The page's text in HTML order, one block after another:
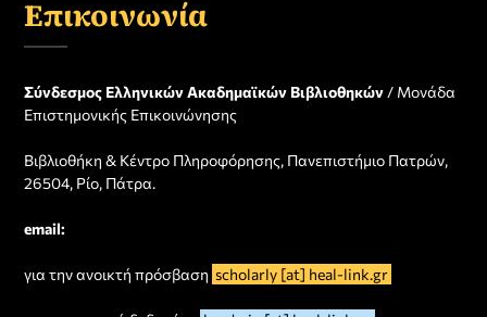
Επικοινωνία
Σύνδεσμος Ελληνικών Ακαδημαϊκών Βιβλιοθηκών / Μονάδα
Επιστημονικής Επικοινώνησης
Βιβλιοθήκη & Κέντρο Πληροφόρησης, Πανεπιστήμιο Πατρών,
26504, Ρίο, Πάτρα.
email:
για την ανοικτή πρόσβαση scholarly [at] heal-link.gr